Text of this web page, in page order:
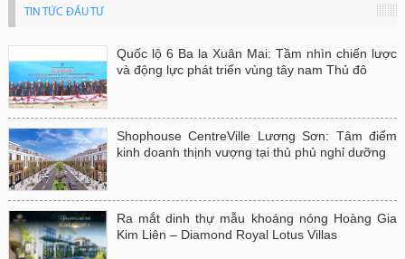
TIN TỨC ĐẦU TƯ
Quốc lộ 6 Ba la Xuân Mai: Tầm nhìn chiến lược
và động lực phát triển vùng tây nam Thủ đô
Shophouse CentreVille Lương Sơn: Tâm điểm
kinh doanh thịnh vượng tại thủ phủ nghỉ dưỡng
Ra mắt dinh thự mẫu khoáng nóng Hoàng Gia
Kim Liên – Diamond Royal Lotus Villas